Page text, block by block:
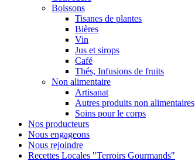
Boissons
Tisanes de plantes
Bières
Vin
Jus et sirops
Café
Thés, Infusions de fruits
Non alimentaire
Artisanat
Autres produits non alimentaires
Soins pour le corps
Nos producteurs
Nous engageons
Nous rejoindre
Recettes Locales "Terroirs Gourmands"